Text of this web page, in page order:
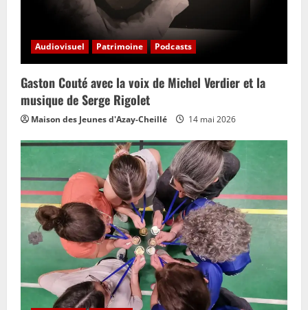
Audiovisuel Patrimoine Podcasts
Gaston Couté avec la voix de Michel Verdier et la
musique de Serge Rigolet
Maison des Jeunes d'Azay-Cheillé 14 mai 2026